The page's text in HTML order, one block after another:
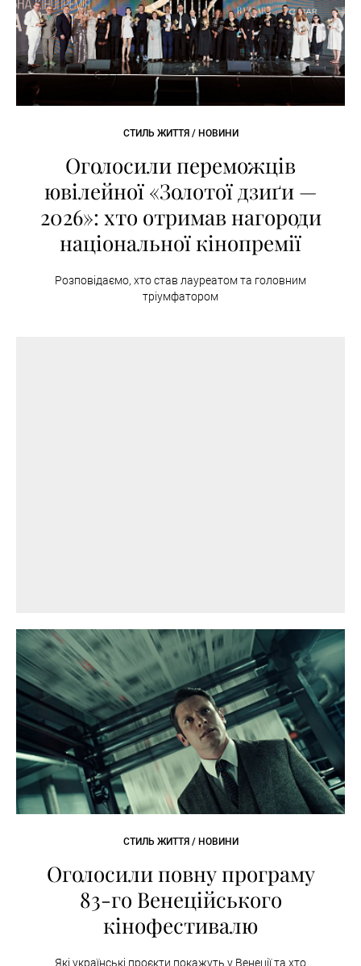
СТИЛЬ ЖИТТЯ / НОВИНИ
Оголосили переможців
ювілейної «Золотої дзиґи —
2026»: хто отримав нагороди
національної кінопремії
Розповідаємо, хто став лауреатом та головним
тріумфатором
СТИЛЬ ЖИТТЯ / НОВИНИ
Оголосили повну програму
83-го Венеційського
кінофестивалю
Які українські проєкти покажуть у Венеції та хто